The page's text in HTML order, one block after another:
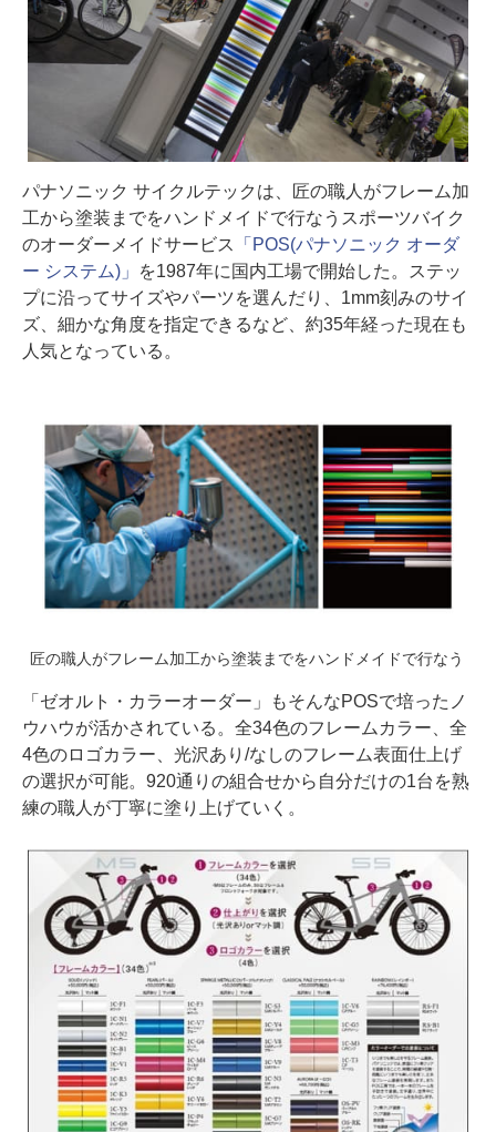
パナソニック サイクルテックは、匠の職人がフレーム加
工から塗装までをハンドメイドで行なうスポーツバイク
のオーダーメイドサービス
「POS(パナソニック オーダ
ー システム)」
を1987年に国内工場で開始した。ステッ
プに沿ってサイズやパーツを選んだり、1mm刻みのサイ
ズ、細かな角度を指定できるなど、約35年経った現在も
人気となっている。
匠の職人がフレーム加工から塗装までをハンドメイドで行なう
「ゼオルト・カラーオーダー」もそんなPOSで培ったノ
ウハウが活かされている。全34色のフレームカラー、全
4色のロゴカラー、光沢あり/なしのフレーム表面仕上げ
の選択が可能。920通りの組合せから自分だけの1台を熟
練の職人が丁寧に塗り上げていく。